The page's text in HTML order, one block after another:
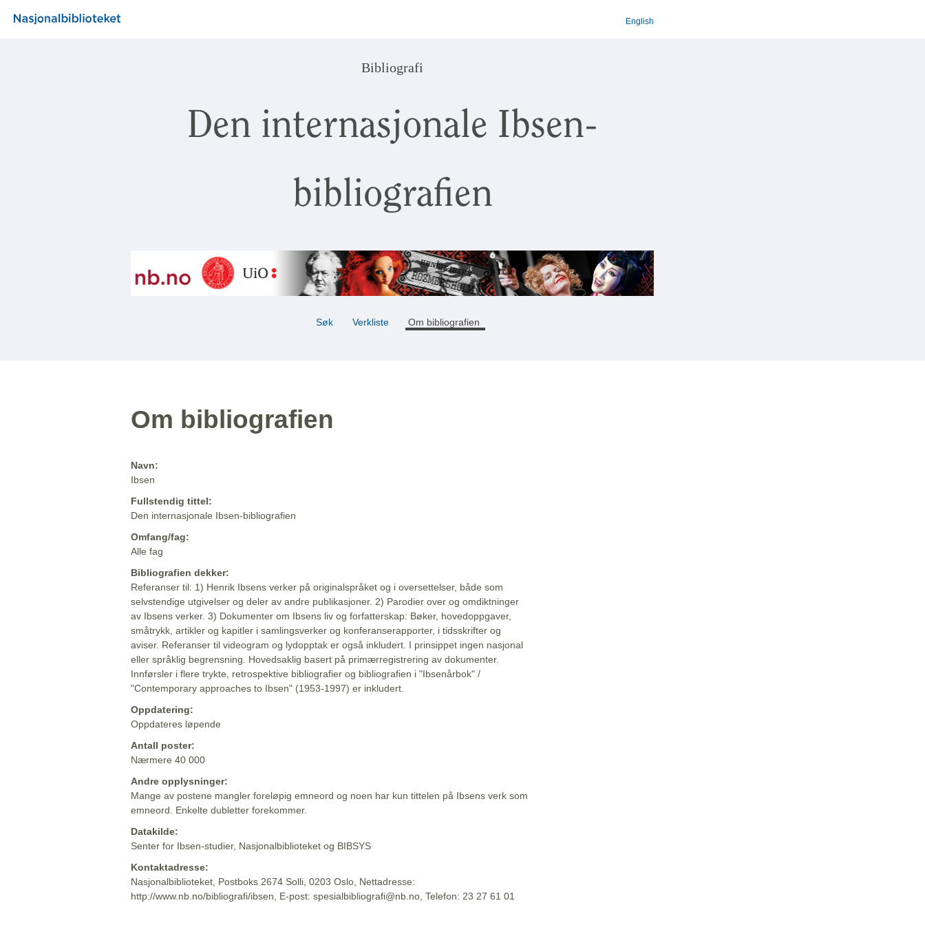
English
Bibliografi
Den internasjonale Ibsen-
bibliografien
Søk Verkliste Om bibliografien
Om bibliografien
Navn:
Ibsen
Fullstendig tittel:
Den internasjonale Ibsen-bibliografien
Omfang/fag:
Alle fag
Bibliografien dekker:
Referanser til: 1) Henrik Ibsens verker på originalspråket og i oversettelser, både som
selvstendige utgivelser og deler av andre publikasjoner. 2) Parodier over og omdiktninger
av Ibsens verker. 3) Dokumenter om Ibsens liv og forfatterskap: Bøker, hovedoppgaver,
småtrykk, artikler og kapitler i samlingsverker og konferanserapporter, i tidsskrifter og
aviser. Referanser til videogram og lydopptak er også inkludert. I prinsippet ingen nasjonal
eller språklig begrensning. Hovedsaklig basert på primærregistrering av dokumenter.
Innførsler i flere trykte, retrospektive bibliografier og bibliografien i "Ibsenårbok" /
"Contemporary approaches to Ibsen" (1953-1997) er inkludert.
Oppdatering:
Oppdateres løpende
Antall poster:
Nærmere 40 000
Andre opplysninger:
Mange av postene mangler foreløpig emneord og noen har kun tittelen på Ibsens verk som
emneord. Enkelte dubletter forekommer.
Datakilde:
Senter for Ibsen-studier, Nasjonalbiblioteket og BIBSYS
Kontaktadresse:
Nasjonalbiblioteket, Postboks 2674 Solli, 0203 Oslo, Nettadresse:
http://www.nb.no/bibliografi/ibsen, E-post: spesialbibliografi@nb.no, Telefon: 23 27 61 01